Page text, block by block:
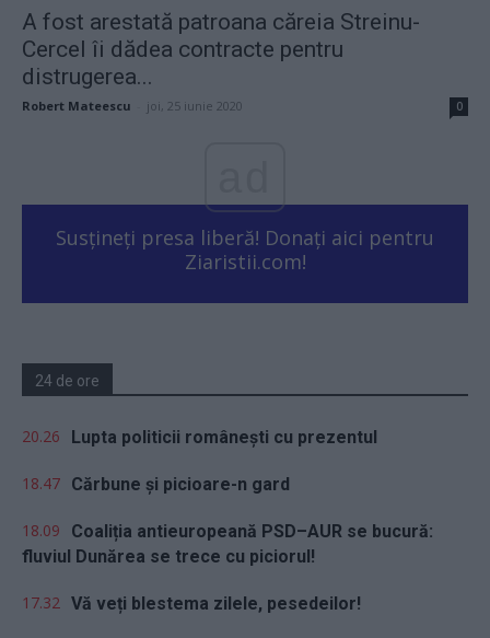
A fost arestată patroana căreia Streinu-
Cercel îi dădea contracte pentru
distrugerea...
Robert Mateescu joi, 25 iunie 2020 0
Susțineți presa liberă! Donați aici pentru
Ziaristii.com!
24 de ore
20.26 Lupta politicii românești cu prezentul
18.47 Cărbune și picioare-n gard
18.09
Coaliția antieuropeană PSD–AUR se bucură:
fluviul Dunărea se trece cu piciorul!
17.32 Vă veți blestema zilele, pesedeilor!